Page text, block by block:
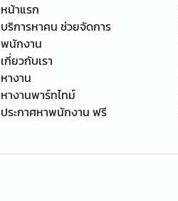
หน้าแรก
บริการหาคน ช่วยจัดการ
พนักงาน
เกี่ยวกับเรา
หางาน
หางานพาร์ทไทม์
ประกาศหาพนักงาน ฟรี